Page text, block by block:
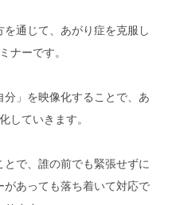
通じて、あがり症を克服し
ナーです。
」を映像化することで、あ
していきます。
とで、誰の前でも緊張せずに
あっても落ち着いて対応で